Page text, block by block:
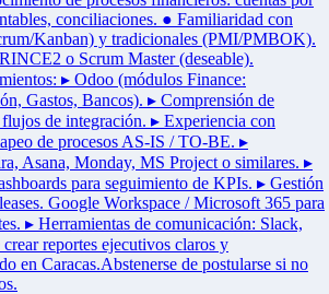
conciliaciones. ● Familiaridad con
Kanban) y tradicionales (PMI/PMBOK).
o Scrum Master (deseable).
▸ Odoo (módulos Finance:
Gastos, Bancos). ▸ Comprensión de
de integración. ▸ Experiencia con
de procesos AS-IS / TO-BE. ▸
Asana, Monday, MS Project o similares. ▸
para seguimiento de KPIs. ▸ Gestión
Google Workspace / Microsoft 365 para
▸ Herramientas de comunicación: Slack,
reportes ejecutivos claros y
en Caracas.Abstenerse de postularse si no